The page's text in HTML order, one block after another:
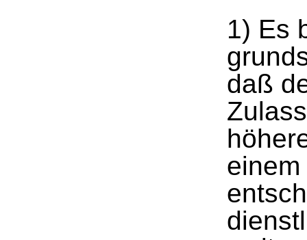
1) Es
daß